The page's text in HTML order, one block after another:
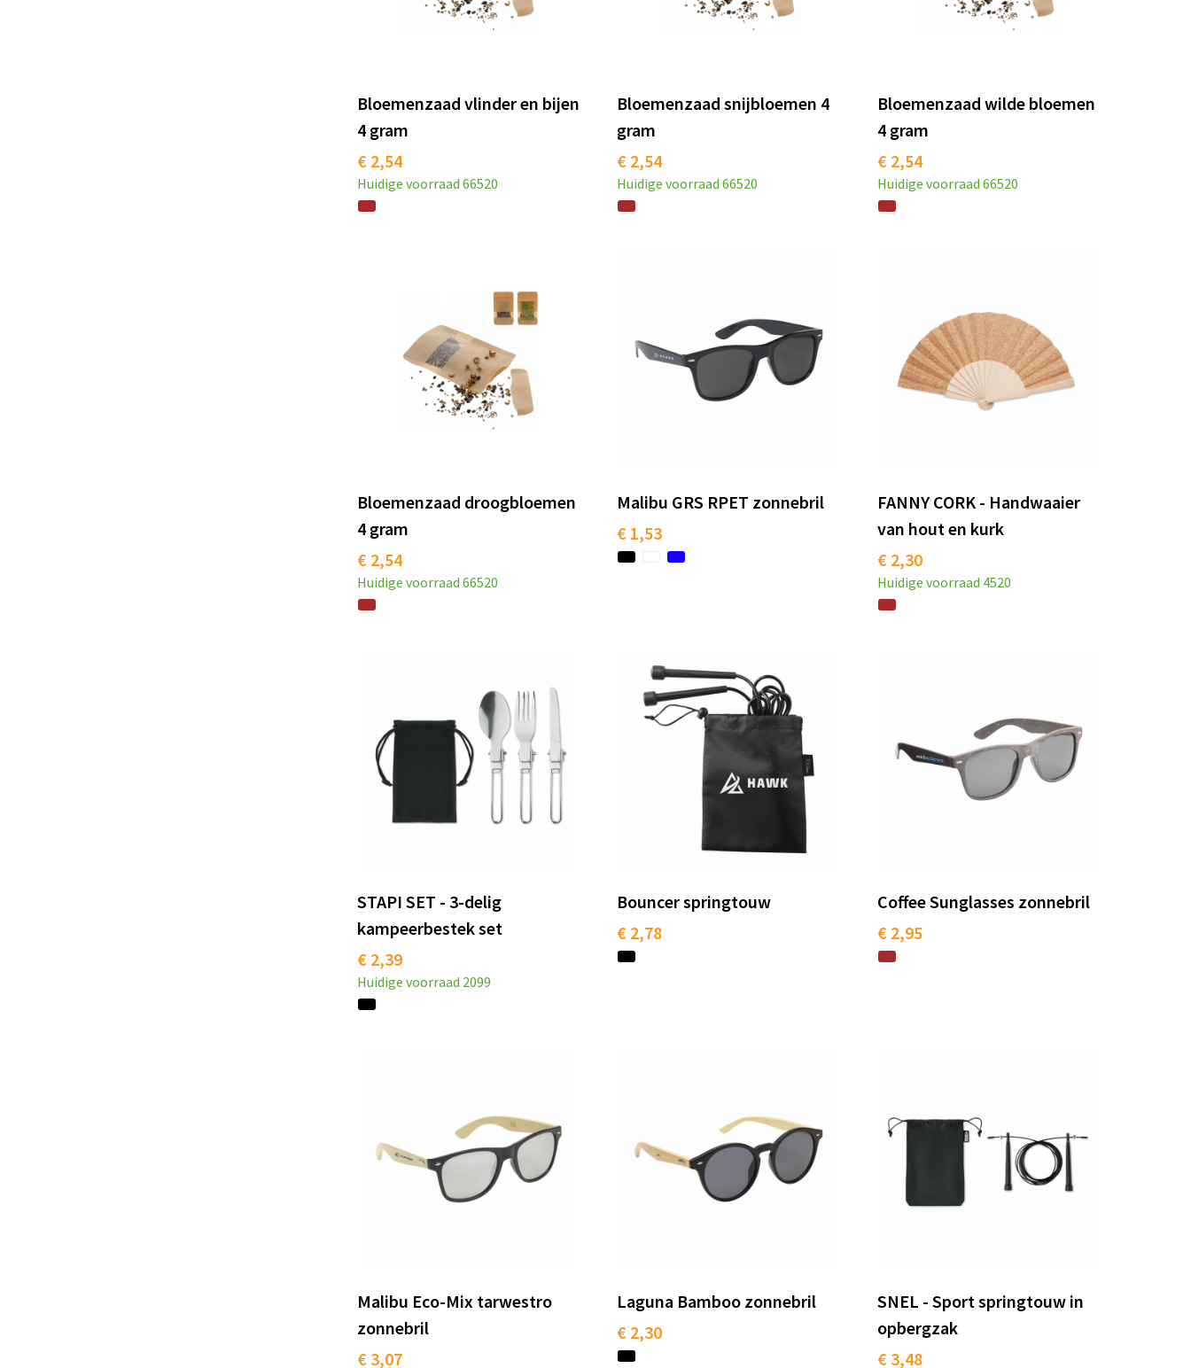
Bloemenzaad vlinder en bijen
4 gram
€ 2,54
Huidige voorraad 66520
Bloemenzaad snijbloemen 4
gram
€ 2,54
Huidige voorraad66520
Bloemenzaad wilde bloemen
4 gram
€ 2,54
Huidige voorraad 66520
Bloemenzaad droogbloemen
4 gram
€ 2,54
Huidige voorraad 66520
Malibu GRS RPET zonnebril
€ 1,53
FANNY CORK - Handwaaier
van hout en kurk
€ 2,30
Huidige voorraad 4520
STAPI SET - 3-delig
kampeerbestek set
€ 2,39
Huidige voorraad 2099
Bouncer springtouw
€ 2,78
Coffee Sunglasses zonnebril
€ 2,95
Malibu Eco-Mix tarwestro
zonnebril
€ 3,07
Laguna Bamboo zonnebril
€ 2,30
SNEL - Sport springtouw in
opbergzak
€ 3,48